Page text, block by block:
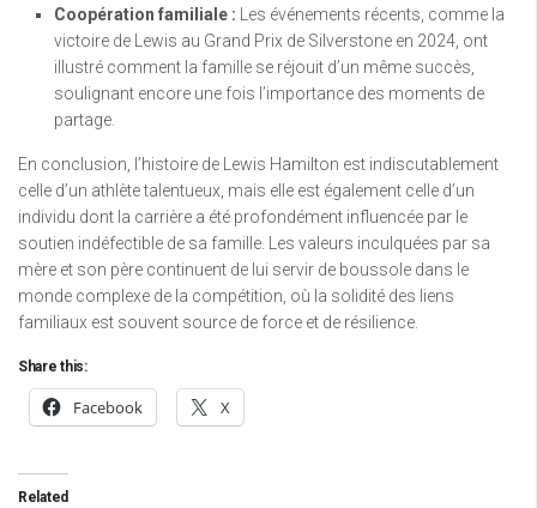
Coopération familiale : Les événements récents, comme la
victoire de Lewis au Grand Prix de Silverstone en 2024, ont
illustré comment la famille se réjouit d’un même succès,
soulignant encore une fois l’importance des moments de
partage.
En conclusion, l’histoire de Lewis Hamilton est indiscutablement
celle d’un athlète talentueux, mais elle est également celle d’un
individu dont la carrière a été profondément influencée par le
soutien indéfectible de sa famille. Les valeurs inculquées par sa
mère et son père continuent de lui servir de boussole dans le
monde complexe de la compétition, où la solidité des liens
familiaux est souvent source de force et de résilience.
Share this:
Facebook X
Related